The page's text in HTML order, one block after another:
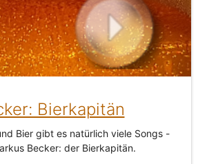
Bierkapitän
Bier gibt es natürlich viele Songs -
Becker: der Bierkapitän.